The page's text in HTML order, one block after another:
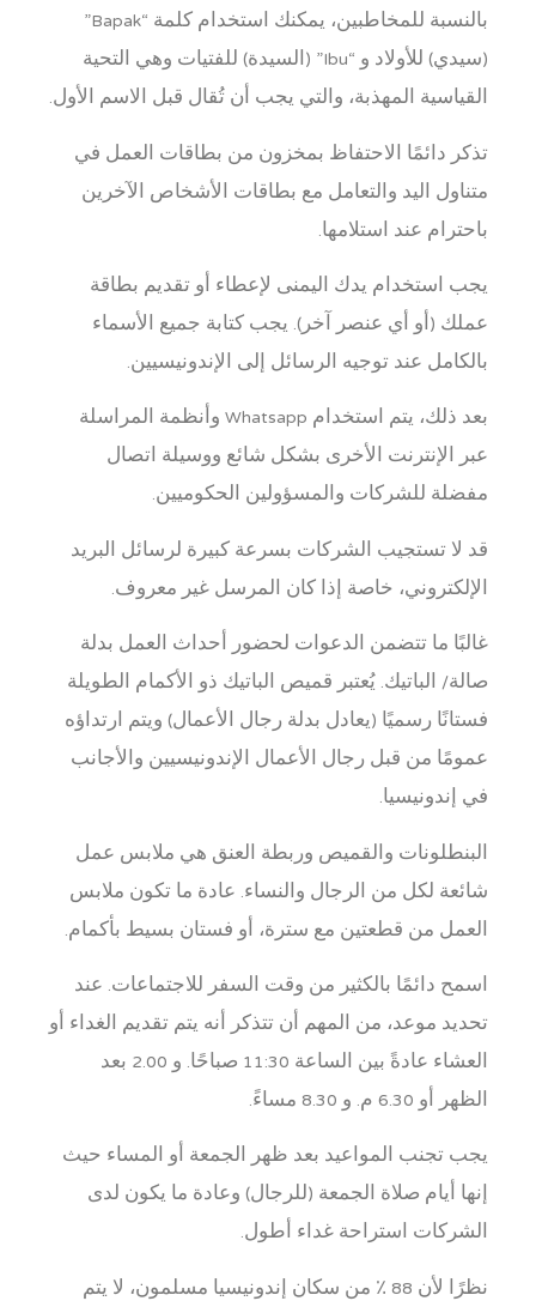
بالنسبة للمخاطبين، يمكنك استخدام كلمة “Bapak”
(سيدي) للأولاد و “Ibu” (السيدة) للفتيات وهي التحية
القياسية المهذبة، والتي يجب أن تُقال قبل الاسم الأول.
تذكر دائمًا الاحتفاظ بمخزون من بطاقات العمل في
متناول اليد والتعامل مع بطاقات الأشخاص الآخرين
باحترام عند استلامها.
يجب استخدام يدك اليمنى لإعطاء أو تقديم بطاقة
عملك (أو أي عنصر آخر). يجب كتابة جميع الأسماء
بالكامل عند توجيه الرسائل إلى الإندونيسيين.
بعد ذلك، يتم استخدام Whatsapp وأنظمة المراسلة
عبر الإنترنت الأخرى بشكل شائع ووسيلة اتصال
مفضلة للشركات والمسؤولين الحكوميين.
قد لا تستجيب الشركات بسرعة كبيرة لرسائل البريد
الإلكتروني، خاصة إذا كان المرسل غير معروف.
غالبًا ما تتضمن الدعوات لحضور أحداث العمل بدلة
صالة/ الباتيك. يُعتبر قميص الباتيك ذو الأكمام الطويلة
فستانًا رسميًا (يعادل بدلة رجال الأعمال) ويتم ارتداؤه
عمومًا من قبل رجال الأعمال الإندونيسيين والأجانب
في إندونيسيا.
البنطلونات والقميص وربطة العنق هي ملابس عمل
شائعة لكل من الرجال والنساء. عادة ما تكون ملابس
العمل من قطعتين مع سترة، أو فستان بسيط بأكمام.
اسمح دائمًا بالكثير من وقت السفر للاجتماعات. عند
تحديد موعد، من المهم أن تتذكر أنه يتم تقديم الغداء أو
العشاء عادةً بين الساعة 11:30 صباحًا. و 2.00 بعد
الظهر أو 6.30 م. و 8.30 مساءً.
يجب تجنب المواعيد بعد ظهر الجمعة أو المساء حيث
إنها أيام صلاة الجمعة (للرجال) وعادة ما يكون لدى
الشركات استراحة غداء أطول.
نظرًا لأن 88 ٪ من سكان إندونيسيا مسلمون، لا يتم